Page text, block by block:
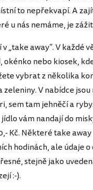
to nepřekvapí. A
u nás nemáme, je
„take away“. V každé
nebo kiosek,
vybrat z několika
zeleniny. V nabídce
sem tam jehněčí a
vám nandají do
Kč. Některé take
hodinách, ale údaje
stejně jako
:-).